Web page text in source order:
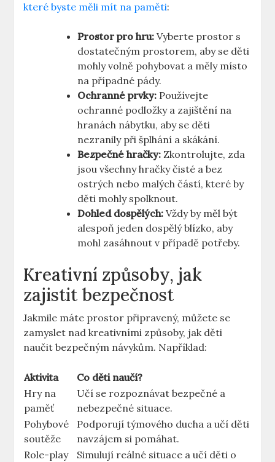
které byste měli mít na paměti:
Prostor pro hru: Vyberte prostor s
dostatečným prostorem, aby se děti
mohly volně pohybovat a měly místo
na případné pády.
Ochranné prvky: Používejte
ochranné podložky a zajištění na
hranách nábytku, aby se děti
nezranily při šplhání a skákání.
Bezpečné hračky: Zkontrolujte, zda
jsou všechny hračky čisté a bez
ostrých nebo malých částí, které by
děti mohly spolknout.
Dohled dospělých: Vždy by měl být
alespoň jeden dospělý blízko, aby
mohl zasáhnout v případě potřeby.
Kreativní způsoby, jak
zajistit bezpečnost
Jakmile máte prostor připravený, můžete se
zamyslet nad kreativními způsoby, jak děti
naučit bezpečným návykům. Například:
Aktivita
Co děti naučí?
Hry na
paměť
Učí se rozpoznávat bezpečné a
nebezpečné situace.
Pohybové
soutěže
Podporují týmového ducha a učí děti
navzájem si pomáhat.
Role-play
Simulují reálné situace a učí děti o